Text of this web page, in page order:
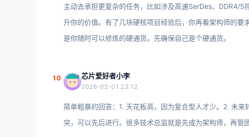
主动去承担更复杂的任务，比如涉及高速SerDes、DDR4/5
升你的价值。有了几块硬核项目经验后，你再看架构师的
是你随时可以修炼的硬通货。先确保自己是个硬通货。
10 芯片爱好者小李
2026-02-01 23:12
简单粗暴的回答：1. 天花板高，因为复合型人才少。2. 未
突，可以先后进行。很多技术总监就是先成为架构师，再管团